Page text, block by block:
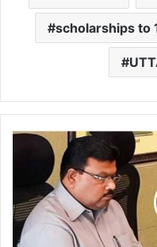
scholarships to
भ्रष्ट
से
छः
गुना